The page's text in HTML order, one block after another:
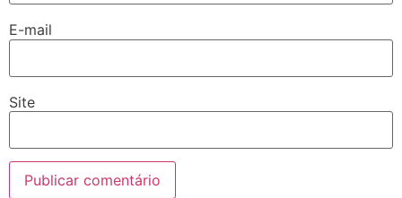
E-mail
Site